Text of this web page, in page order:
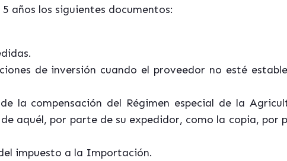
5 años los siguientes documentos:
de inversión cuando el proveedor no esté
la compensación del Régimen especial de la
aquél, por parte de su expedidor, como la copia, por
impuesto a la Importación.